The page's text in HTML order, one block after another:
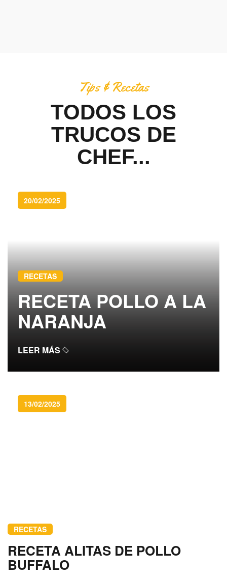
Tips & Recetas
TODOS LOS
TRUCOS DE
CHEF...
20/02/2025
RECETAS
RECETA POLLO A LA
NARANJA
LEER MÁS
13/02/2025
RECETAS
RECETA ALITAS DE POLLO
BUFFALO